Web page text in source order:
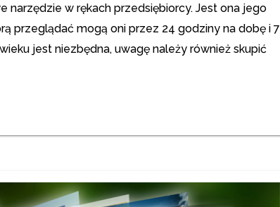
w rękach przedsiębiorcy. Jest ona jego
przeglądać mogą oni przez 24 godziny na dobę i 7
jest niezbędna, uwagę należy również skupić